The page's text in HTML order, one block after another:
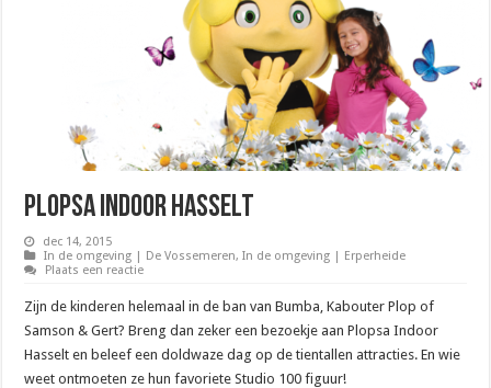
Plopsa Indoor Hasselt
dec 14, 2015
In de omgeving | De Vossemeren,In de omgeving | Erperheide
Plaats een reactie
Zijn de kinderen helemaal in de ban van Bumba, Kabouter Plop of
Samson & Gert? Breng dan zeker een bezoekje aan Plopsa Indoor
Hasselt en beleef een doldwaze dag op de tientallen attracties. En wie
weet ontmoeten ze hun favoriete Studio 100 figuur!